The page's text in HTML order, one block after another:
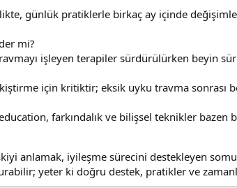
günlük pratiklerle birkaç ay içinde
mi?
işleyen terapiler sürdürülürken beyin
için kritiktir; eksik uyku travma sonrası
farkındalık ve bilişsel teknikler bazen
anlamak, iyileşme sürecini destekleyen
yeter ki doğru destek, pratikler ve